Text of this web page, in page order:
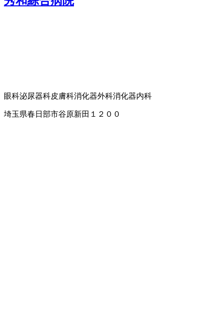
眼科泌尿器科皮膚科消化器外科消化器内科
埼玉県春日部市谷原新田１２００